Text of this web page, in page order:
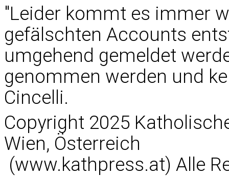
"Leider kommt es immer
gefälschten Accounts
umgehend gemeldet
genommen werden und
Cincelli.
Copyright 2025
Wien, Österreich
(www.kathpress.at) Alle